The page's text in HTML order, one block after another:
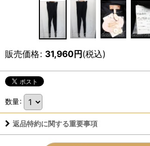
販売価格: 31,960円(税込)
数量:
返品特約に関する重要事項